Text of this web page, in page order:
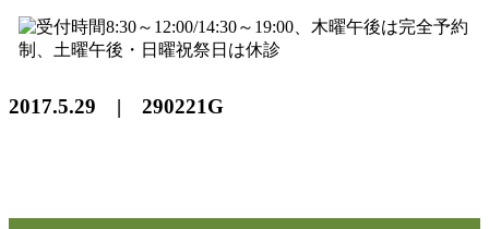
2017.5.29 | 290221G